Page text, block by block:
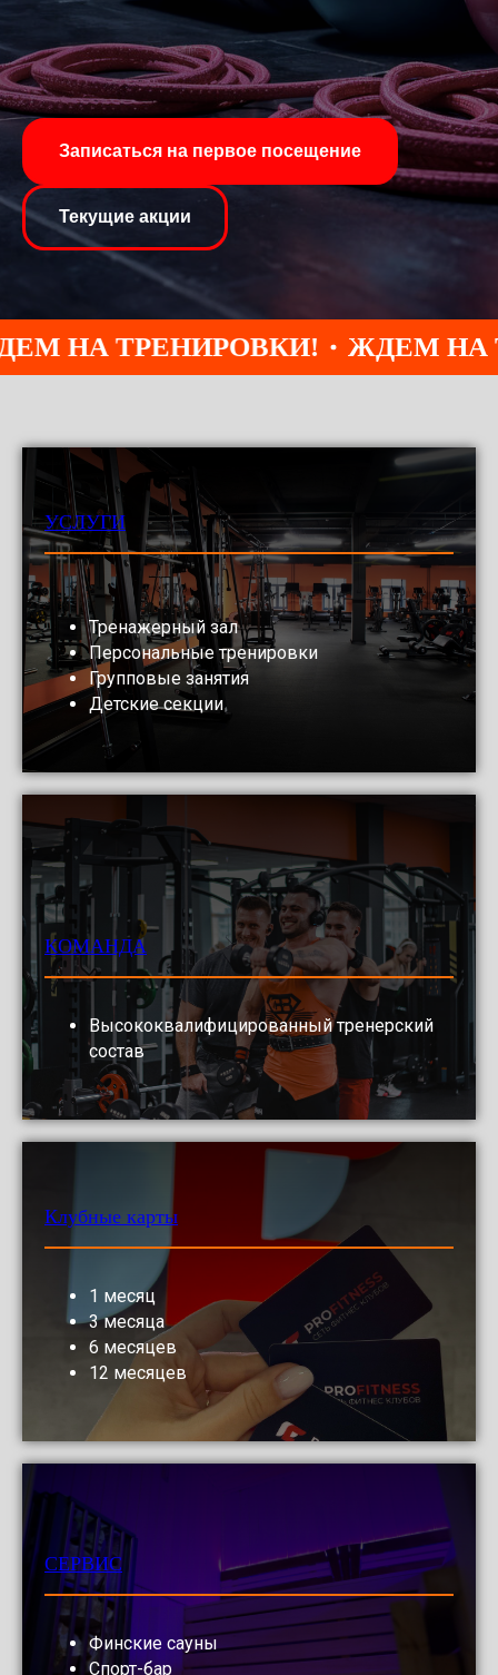
Записаться на первое посещение
Текущие акции
НА ТРЕНИРОВКИ! ЖДЕМ НА
УСЛУГИ
Тренажерный зал
Персональные тренировки
Групповые занятия
Детские секции
КОМАНДА
Высококвалифицированный тренерский
состав
Клубные карты
1 месяц
3 месяца
6 месяцев
12 месяцев
СЕРВИС
Финские сауны
Спорт-бар